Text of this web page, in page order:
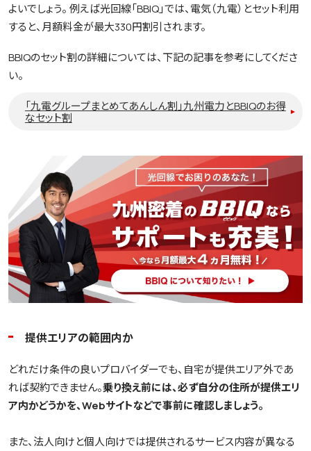
よいでしょう。 例えば光回線「BBIQ」では、電気（九電）とセット利用
すると、月額料金が最大330円割引されます。
BBIQのセット割の詳細については、下記の記事を参考にしてくださ
い。
「九電グループまとめてあんしん割」九州電力とBBIQのお得
なセット割
提供エリアの範囲内か
どれだけ条件の良いプロバイダーでも、自宅が提供エリア外であ
れば契約できません。乗り換え前には、必ず自分の住所が提供エリ
ア内かどうかを、Webサイトなどで事前に確認しましょう。
また、法人向けと個人向けでは提供されるサービス内容が異なる